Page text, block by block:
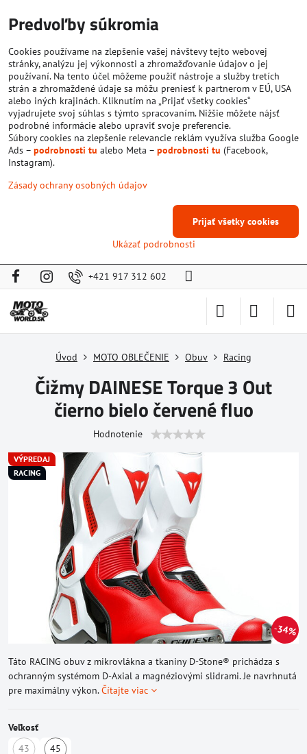
+421 917 312 602
VÝPREDAJ
RACING
34%
Úvod MOTO OBLEČENIE Obuv Racing
Čižmy DAINESE Torque 3 Out
čierno bielo červené fluo
Hodnotenie
Táto RACING obuv z mikrovlákna a tkaniny D-Stone® prichádza s
ochranným systémom D-Axial a magnéziovými slidrami. Je navrhnutá
pre maximálny výkon.Čítajte viac
Veľkosť
43
45
Predvoľby súkromia
Cookies používame na zlepšenie vašej návštevy tejto webovej
stránky, analýzu jej výkonnosti a zhromažďovanie údajov o jej
používaní. Na tento účel môžeme použiť nástroje a služby tretích
strán a zhromaždené údaje sa môžu preniesť k partnerom v EÚ, USA
alebo iných krajinách. Kliknutím na „Prijať všetky cookies“
vyjadrujete svoj súhlas s týmto spracovaním. Nižšie môžete nájsť
podrobné informácie alebo upraviť svoje preferencie.
Súbory cookies na zlepšenie relevancie reklám využíva služba Google
Ads – podrobnosti tu alebo Meta – podrobnosti tu (Facebook,
Instagram).
Zásady ochrany osobných údajov
Ukázať podrobnosti
Prijať všetky cookies